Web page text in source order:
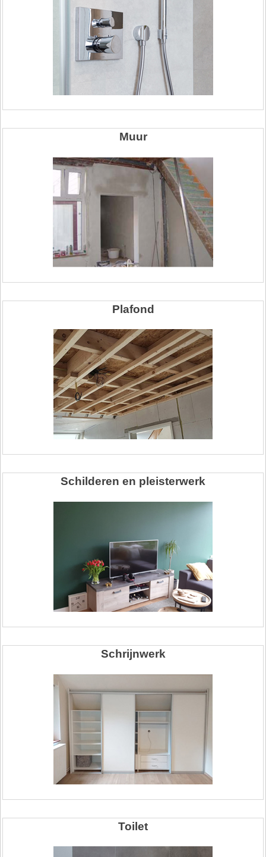
Muur
Plafond
Schilderen en pleisterwerk
Schrijnwerk
Toilet